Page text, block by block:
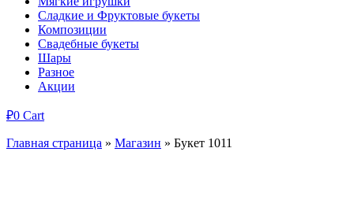
Сладкие и Фруктовые букеты
Композиции
Свадебные букеты
Шары
Разное
Акции
₽0 Cart
Главная страница » Магазин » Букет 1011